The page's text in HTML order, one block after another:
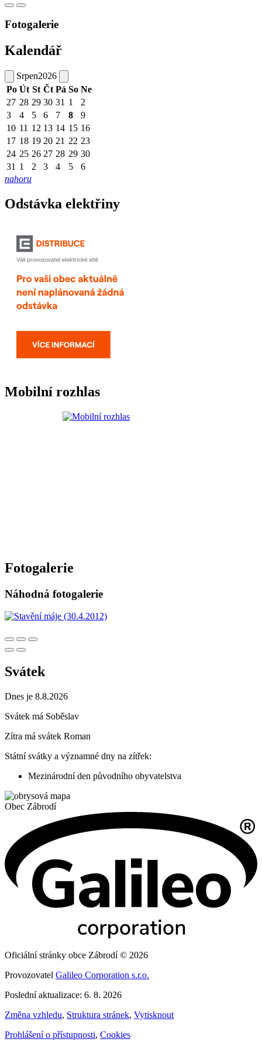
Fotogalerie
Kalendář
Srpen2026
Po Út St Čt Pá So Ne
27 28 29 30 31 1
2
3
4 5 6 7 8
9
10 11 12 13 14 15 16
17 18 19 20 21 22 23
24 25 26 27 28 29 30
31 1 2 3 4 5
6
nahoru
Odstávka elektřiny
Mobilní rozhlas
Fotogalerie
Náhodná fotogalerie
Svátek
Dnes je 8.8.2026
Svátek má Soběslav
Zítra má svátek Roman
Státní svátky a významné dny na zítřek:
Mezinárodní den původního obyvatelstva
Obec Zábrodí
Oficiální stránky obce Zábrodí © 2026
Provozovatel Galileo Corporation s.r.o.
Poslední aktualizace: 6. 8. 2026
Změna vzhledu, Struktura stránek, Vytisknout
Prohlášení o přístupnosti, Cookies